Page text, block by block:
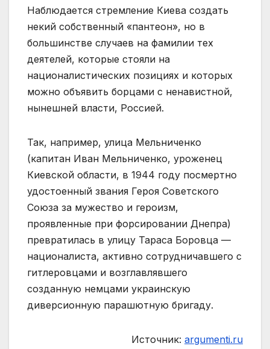
Наблюдается стремление Киева создать
некий собственный «пантеон», но в
большинстве случаев на фамилии тех
деятелей, которые стояли на
националистических позициях и которых
можно объявить борцами с ненавистной,
нынешней власти, Россией.
Так, например, улица Мельниченко
(капитан Иван Мельниченко, уроженец
Киевской области, в 1944 году посмертно
удостоенный звания Героя Советского
Союза за мужество и героизм,
проявленные при форсировании Днепра)
превратилась в улицу Тараса Боровца —
националиста, активно сотрудничавшего с
гитлеровцами и возглавлявшего
созданную немцами украинскую
диверсионную парашютную бригаду.
Источник: argumenti.ru